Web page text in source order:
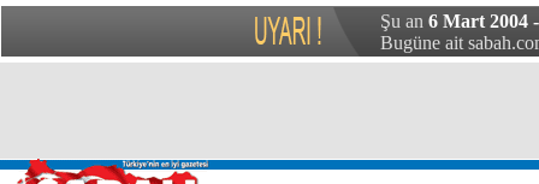
Şu an 6 Mart 2004
Bugüne ait